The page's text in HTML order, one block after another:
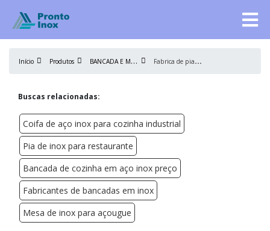
Início Produtos B
ANCADA E MESA DE AÇO INOX F
abrica de pias de inox
Buscas relacionadas:
Coifa de aço inox para cozinha industrial
Pia de inox para restaurante
Bancada de cozinha em aço inox preço
Fabricantes de bancadas em inox
Mesa de inox para açougue